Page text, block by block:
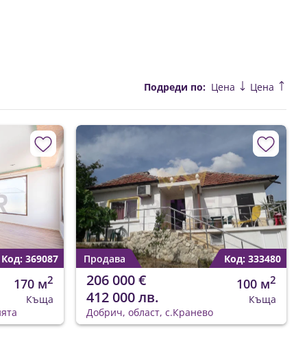
Подреди по: Цена Цена
Код: 369087
170 м2
Къща
Продава Код: 333480
206 000 €
412 000 лв.
100 м2
Къща
Добрич, област, с.Кранево